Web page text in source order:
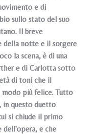
e di
sullo stato del suo
Il breve
della notte e il sorgere
la scena, è di una
e di Carlotta sotto
di toni che il
modo più felice. Tutto
in questo duetto
si chiude il primo
e che